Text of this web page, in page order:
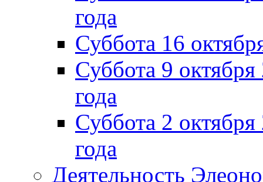
года
Суббота 16
Суббота 9
года
Суббота 2
года
Деятельность